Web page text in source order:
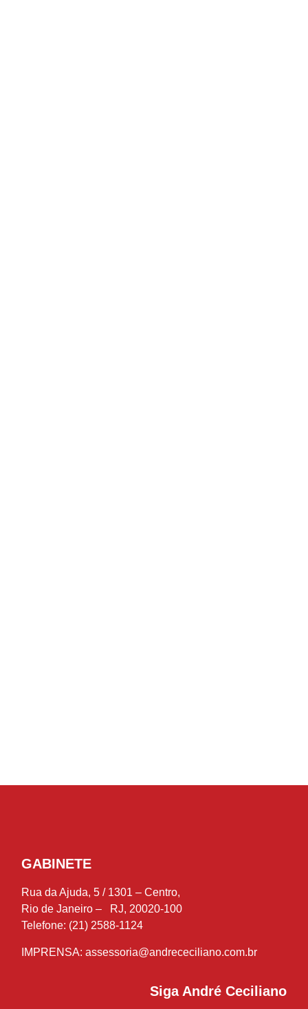
GABINETE
Rua da Ajuda, 5 / 1301 – Centro,
Rio de Janeiro – RJ, 20020-100
Telefone: (21) 2588-1124
IMPRENSA: assessoria@andrececiliano.com.br
Siga André Ceciliano